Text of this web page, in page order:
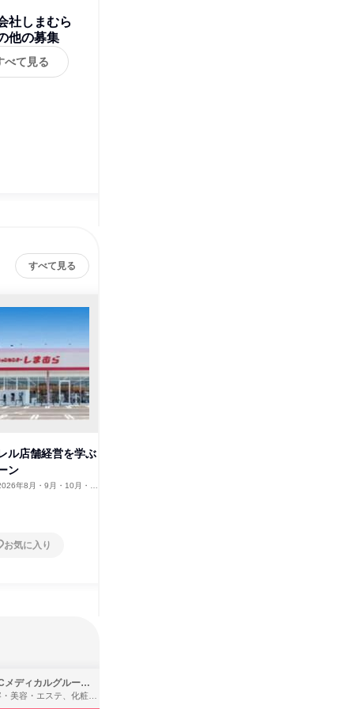
社しまむら
他の募集
べて見る
すべて見る
ル店舗経営を学ぶ
ン
年8月・9月・10月・11
月、2027年1月
お気に入り
SBCメディカルグループ株式会社